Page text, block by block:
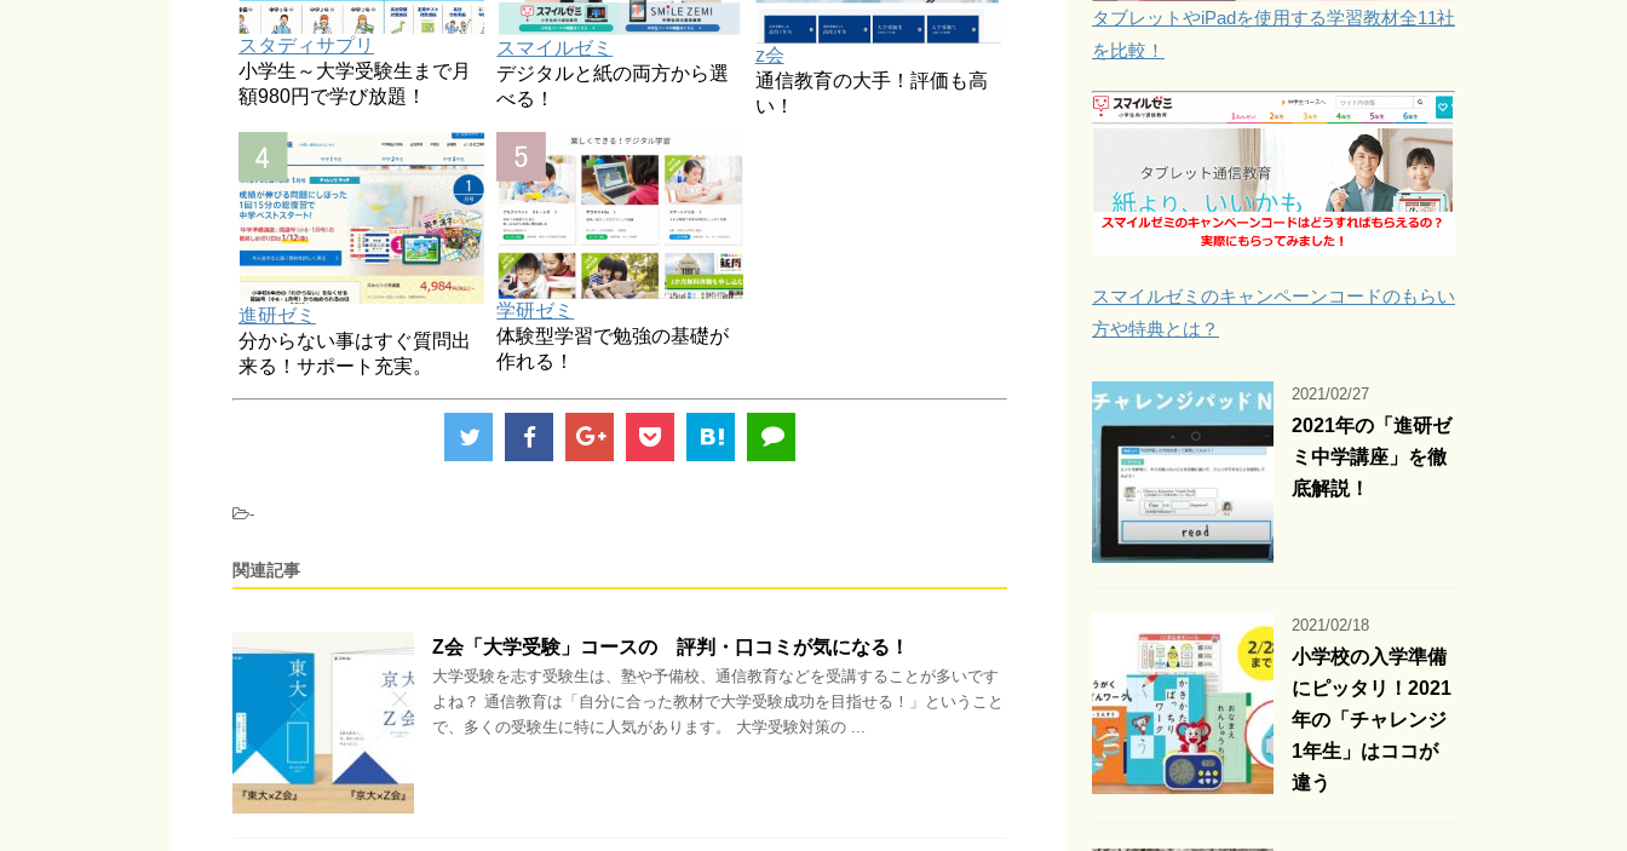
スタディサプリ
小学生～大学受験生まで月
額980円で学び放題！
スマイルゼミ
デジタルと紙の両方から選
べる！
z会
通信教育の大手！評価も高
い！
進研ゼミ
分からない事はすぐ質問出
来る！サポート充実。
学研ゼミ
体験型学習で勉強の基礎が
作れる！
-
関連記事
Z会「大学受験」コースの 評判・口コミが気になる！
大学受験を志す受験生は、塾や予備校、通信教育などを受講することが多いです
よね？ 通信教育は「自分に合った教材で大学受験成功を目指せる！」ということ
で、多くの受験生に特に人気があります。 大学受験対策の ...
タブレットやiPadを使用する学習教材全11社
を比較！
スマイルゼミのキャンペーンコードのもらい
方や特典とは？
2021/02/27
2021年の「進研ゼ
ミ中学講座」を徹
底解説！
2021/02/18
小学校の入学準備
にピッタリ！2021
年の「チャレンジ
1年生」はココが
違う